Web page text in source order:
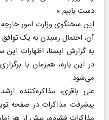
دست یابیم.»
این سخنگوی‌ وزارت امور خارجه
آن، احتمال رسیدن به یک توافق
به گزارش ایسنا، اظهارات این
در این باره، هم‌زمان با
می‌شود.
علی باقری، مذاکره‌کننده
پیشرفت مذاکرات در صفحه